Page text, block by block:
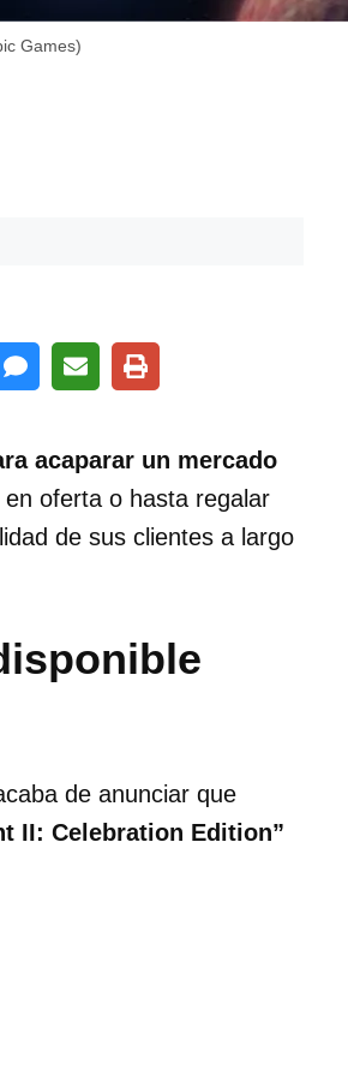
Games)
acaparar un mercado
oferta o hasta regalar
de sus clientes a largo
de anunciar que
II: Celebration Edition”